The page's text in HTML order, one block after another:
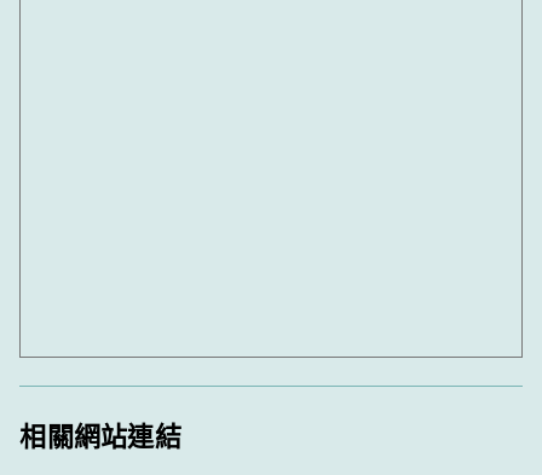
相關網站連結